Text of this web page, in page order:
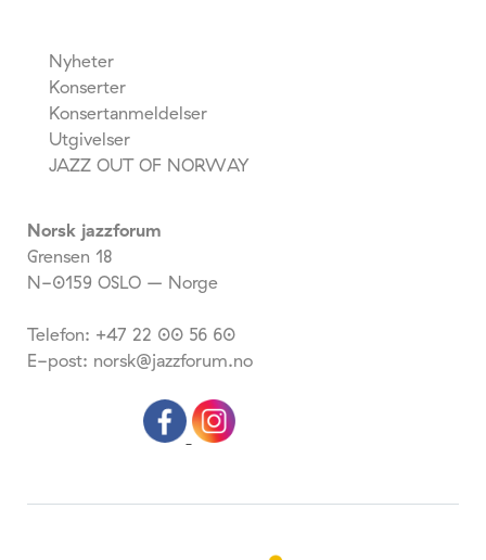
Nyheter
Konserter
Konsertanmeldelser
Utgivelser
JAZZ OUT OF NORWAY
Norsk jazzforum
Grensen 18
N-0159 OSLO – Norge
Telefon: +47 22 00 56 60
E-post: norsk@jazzforum.no